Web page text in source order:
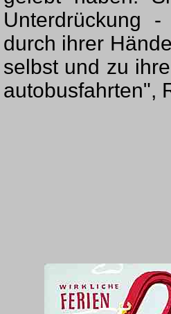
Unterdrückung
durch ihrer
selbst und zu
autobusfahrten",